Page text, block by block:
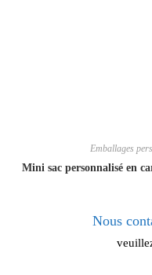
Emballages
Mini sac personnalisé en
Nous